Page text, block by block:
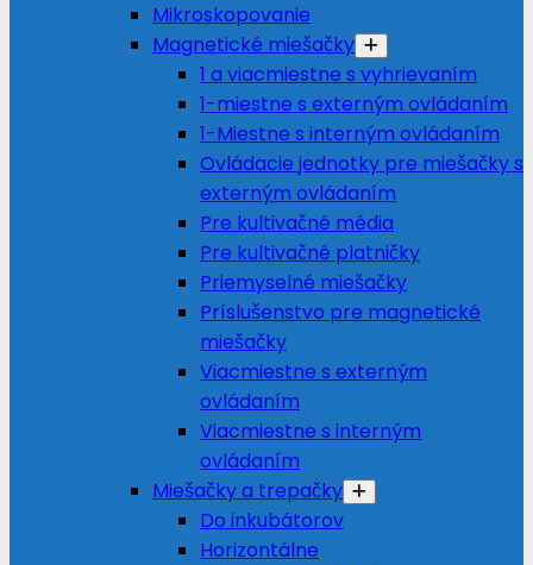
Mikroskopovanie
Magnetické miešačky
1 a viacmiestne s vyhrievaním
1-miestne s externým ovládaním
1-Miestne s interným ovládaním
Ovládacie jednotky pre miešačky s
externým ovládaním
Pre kultivačné média
Pre kultivačné platničky
Priemyselné miešačky
Príslušenstvo pre magnetické
miešačky
Viacmiestne s externým
ovládaním
Viacmiestne s interným
ovládaním
Miešačky a trepačky
Do inkubátorov
Horizontálne